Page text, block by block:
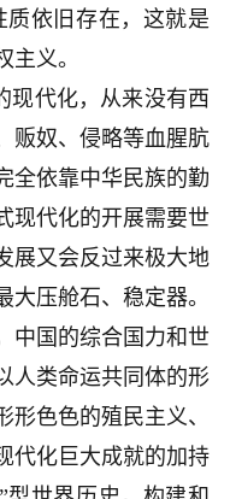
质依旧存在，这就是
义。
现代化，从来没有西
贩奴、侵略等血腥肮
全依靠中华民族的勤
现代化的开展需要世
展又会反过来极大地
压舱石、稳定器。
中国的综合国力和世
人类命运共同体的形
色色的殖民主义、
代化巨大成就的加持